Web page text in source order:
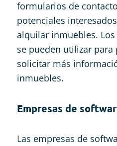
formularios de
potenciales
alquilar inmuebles.
se pueden utilizar
solicitar más
inmuebles.
Empresas de
Las empresas de